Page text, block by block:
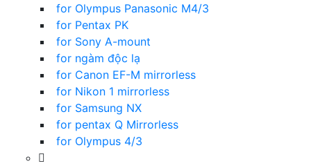
for Olympus Panasonic M4/3
for Pentax PK
for Sony A-mount
for ngàm độc lạ
for Canon EF-M mirrorless
for Nikon 1 mirrorless
for Samsung NX
for pentax Q Mirrorless
for Olympus 4/3